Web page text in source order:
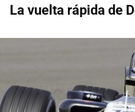
La vuelta rápida de